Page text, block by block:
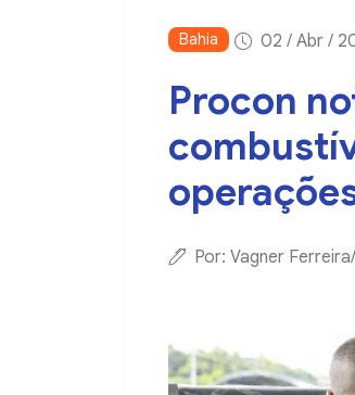
Bahia 02 / Abr /
Procon
Por: Vagner